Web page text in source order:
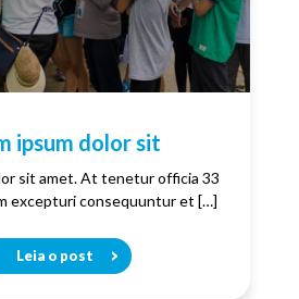
ipsum dolor sit
sit amet. At tenetur officia 33
excepturi consequuntur et […]
Leia o post